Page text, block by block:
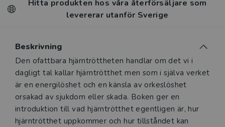
Hitta produkten hos våra återförsäljare som
levererar utanför Sverige
Beskrivning
Beskrivning
Den ofattbara hjärntröttheten handlar om det vi i
dagligt tal kallar hjärntrötthet men som i själva verket
är en energilöshet och en känsla av orkeslöshet
orsakad av sjukdom eller skada. Boken ger en
introduktion till vad hjärntrötthet egentligen är, hur
hjärntrötthet uppkommer och hur tillståndet kan